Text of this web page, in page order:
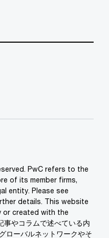
PwC refers to the
of its member firms,
entity. Please see
details. This website
or created with the
やコラムで述べている内
ローバルネットワークやそ